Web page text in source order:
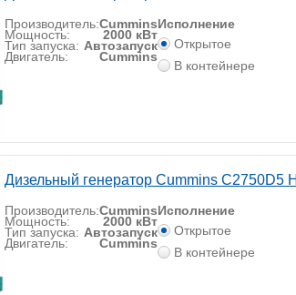
Производитель:Cummins
Мощность: 2000 кВт
Тип запуска: Автозапуск
Двигатель: Cummins
Исполнение
Открытое
В контейнере
Дизельный генератор Cummins C2750D5
Производитель:Cummins
Мощность: 2000 кВт
Тип запуска: Автозапуск
Двигатель: Cummins
Исполнение
Открытое
В контейнере